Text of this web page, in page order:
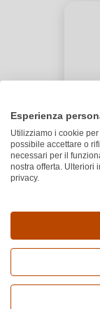
Esperienza
Utilizziamo i cookie
possibile accettare o
necessari per il
nostra offerta. Ulteriori
privacy.